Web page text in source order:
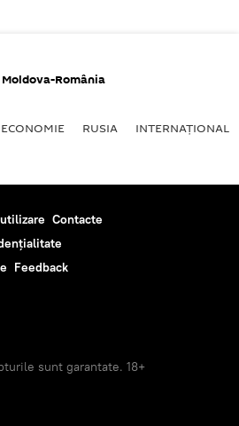
Moldova-România
ECONOMIE RUSIA INTERNAŢIONAL
Contacte
Feedback
sunt garantate. 18+